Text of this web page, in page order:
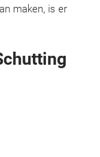
maken, is er